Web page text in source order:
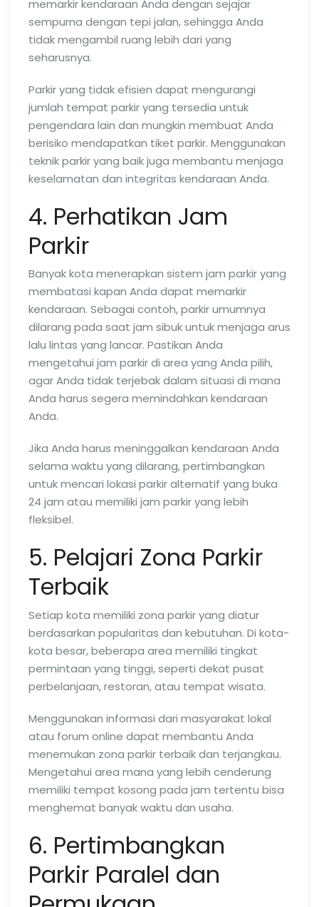
memarkir kendaraan Anda dengan sejajar
sempurna dengan tepi jalan, sehingga Anda
tidak mengambil ruang lebih dari yang
seharusnya.
Parkir yang tidak efisien dapat mengurangi
jumlah tempat parkir yang tersedia untuk
pengendara lain dan mungkin membuat Anda
berisiko mendapatkan tiket parkir. Menggunakan
teknik parkir yang baik juga membantu menjaga
keselamatan dan integritas kendaraan Anda.
4. Perhatikan Jam
Parkir
Banyak kota menerapkan sistem jam parkir yang
membatasi kapan Anda dapat memarkir
kendaraan. Sebagai contoh, parkir umumnya
dilarang pada saat jam sibuk untuk menjaga arus
lalu lintas yang lancar. Pastikan Anda
mengetahui jam parkir di area yang Anda pilih,
agar Anda tidak terjebak dalam situasi di mana
Anda harus segera memindahkan kendaraan
Anda.
Jika Anda harus meninggalkan kendaraan Anda
selama waktu yang dilarang, pertimbangkan
untuk mencari lokasi parkir alternatif yang buka
24 jam atau memiliki jam parkir yang lebih
fleksibel.
5. Pelajari Zona Parkir
Terbaik
Setiap kota memiliki zona parkir yang diatur
berdasarkan popularitas dan kebutuhan. Di kota-
kota besar, beberapa area memiliki tingkat
permintaan yang tinggi, seperti dekat pusat
perbelanjaan, restoran, atau tempat wisata.
Menggunakan informasi dari masyarakat lokal
atau forum online dapat membantu Anda
menemukan zona parkir terbaik dan terjangkau.
Mengetahui area mana yang lebih cenderung
memiliki tempat kosong pada jam tertentu bisa
menghemat banyak waktu dan usaha.
6. Pertimbangkan
Parkir Paralel dan